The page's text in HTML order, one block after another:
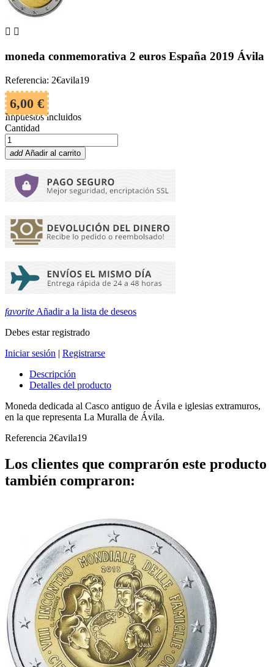
 
moneda conmemorativa 2 euros España 2019 Ávila
Referencia: 2€avila19
6,00 €
Impuestos incluidos
Cantidad
add Añadir al carrito
favorite Añadir a la lista de deseos
Debes estar registrado
Iniciar sesión | Registrarse
Descripción
Detalles del producto
Moneda dedicada al Casco antiguo de Ávila e iglesias extramuros,
en la que representa La Muralla de Ávila.
Referencia 2€avila19
Los clientes que comprarón este producto
también compraron: